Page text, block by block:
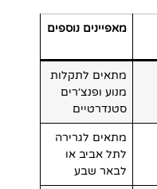
מאפיינים נוספים
מתאים לתקלות
מנוע ופנצ׳רים
סטנדרטיים
מתאים לגרירה
לתל אביב או
לבאר שבע